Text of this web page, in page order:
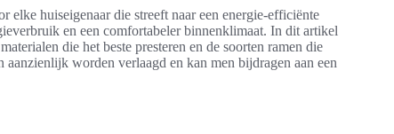
elke huiseigenaar die streeft naar een energie-efficiënte
en een comfortabeler binnenklimaat. In dit artikel
die het beste presteren en de soorten ramen die
worden verlaagd en kan men bijdragen aan een